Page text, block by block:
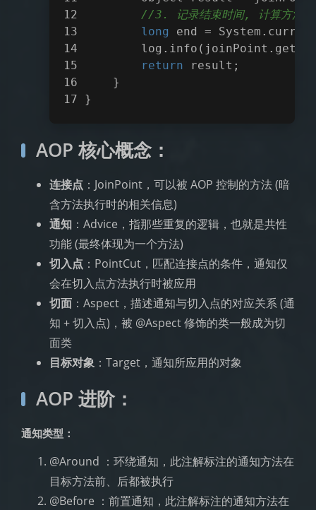
//3. 记录结束时间, 计算方法执
long
end =
return result;
    }
}
AOP 核心概念：
连接点 ：JoinPoint，可以被 AOP 控制的方法 (暗
含方法执行时的相关信息)
通知 ：Advice，指那些重复的逻辑，也就是共性
功能 (最终体现为一个方法)
切入点 ：PointCut，匹配连接点的条件，通知仅
会在切入点方法执行时被应用
切面 ：Aspect，描述通知与切入点的对应关系 (通
知 + 切入点)，被 @Aspect 修饰的类一般成为切
面类
目标对象 ：Target，通知所应用的对象
AOP 进阶：
通知类型：
@Around ：环绕通知，此注解标注的通知方法在
目标方法前、后都被执行
@Before ：前置通知，此注解标注的通知方法在